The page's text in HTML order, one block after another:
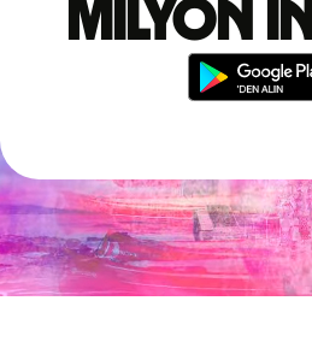
milyon